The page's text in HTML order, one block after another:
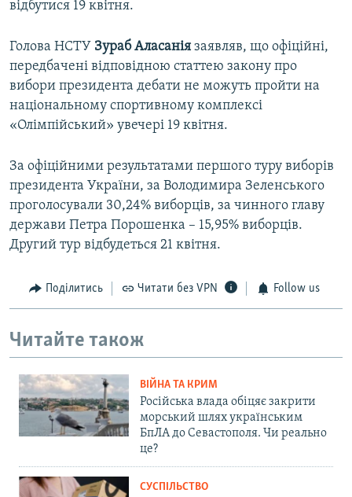
відбутися 19 квітня.
Голова НСТУ Зураб Аласанія заявляв, що офіційні,
передбачені відповідною статтею закону про
вибори президента дебати не можуть пройти на
національному спортивному комплексі
«Олімпійський» увечері 19 квітня.
За офіційними результатами першого туру виборів
президента України, за Володимира Зеленського
проголосували 30,24% виборців, за чинного главу
держави Петра Порошенка – 15,95% виборців.
Другий тур відбудеться 21 квітня.
Поділитись Читати без VPN Follow us
Читайте також
ВІЙНА ТА КРИМ
Російська влада обіцяє закрити
морський шлях українським
БпЛА до Севастополя. Чи реально
це?
СУСПІЛЬСТВО